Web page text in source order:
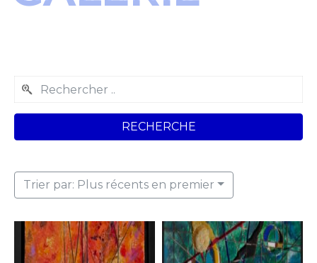
RECHERCHE
Trier par: Plus récents en premier